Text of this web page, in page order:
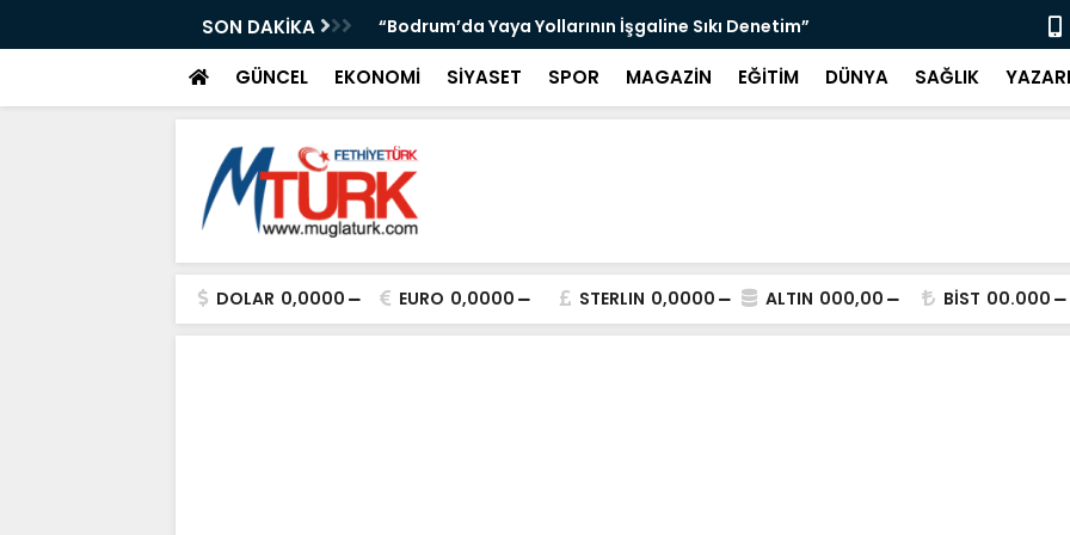
SON DAKİKA “Bodrum’da Yaya Yollarının İşgaline Sıkı Denetim” BAŞKAN
GÜNCEL EKONOMİ SİYASET SPOR MAGAZİN EĞİTİM DÜNYA SAĞLIK
DOLAR 0,0000 EURO 0,0000 STERLIN 0,0000 ALTIN 000,00 BİST 00.000